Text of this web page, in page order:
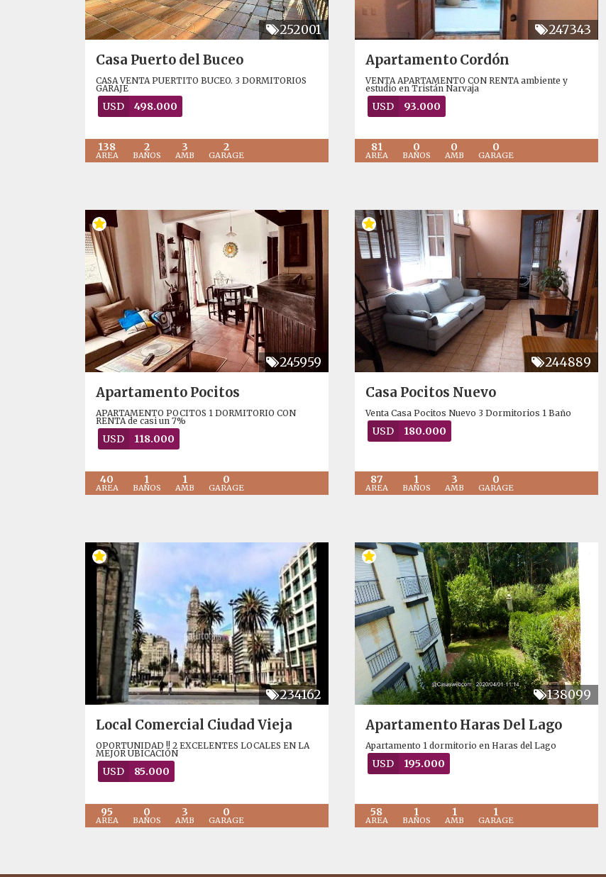
252001
Casa Puerto del Buceo
CASA VENTA PUERTITO BUCEO. 3 DORMITORIOS
GARAJE
USD 498.000
138
AREA
2
BAÑOS
3
AMB
2
GARAGE
247343
Apartamento Cordón
VENTA APARTAMENTO CON RENTA ambiente y
estudio en Tristán Narvaja
USD 93.000
81
AREA
0
BAÑOS
0
AMB
0
GARAGE
245959
Apartamento Pocitos
APARTAMENTO POCITOS 1 DORMITORIO CON
RENTA de casi un 7%
USD 118.000
40
AREA
1
BAÑOS
1
AMB
0
GARAGE
244889
Casa Pocitos Nuevo
Venta Casa Pocitos Nuevo 3 Dormitorios 1 Baño
USD 180.000
87
AREA
1
BAÑOS
3
AMB
0
GARAGE
234162
Local Comercial Ciudad Vieja
OPORTUNIDAD !! 2 EXCELENTES LOCALES EN LA
MEJOR UBICACIÓN
USD 85.000
95
AREA
0
BAÑOS
3
AMB
0
GARAGE
138099
Apartamento Haras Del Lago
Apartamento 1 dormitorio en Haras del Lago
USD 195.000
58
AREA
1
BAÑOS
1
AMB
1
GARAGE